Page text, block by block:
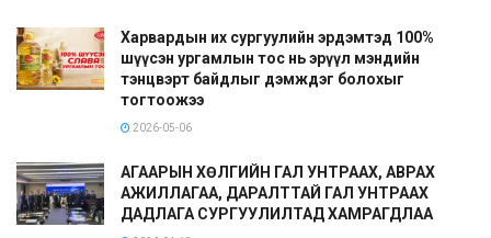
Харвардын их сургуулийн эрдэмтэд 100%
шүүсэн ургамлын тос нь эрүүл мэндийн
тэнцвэрт байдлыг дэмждэг болохыг
тогтоожээ
2026-05-06
АГААРЫН ХӨЛГИЙН ГАЛ УНТРААХ, АВРАХ
АЖИЛЛАГАА, ДАРАЛТТАЙ ГАЛ УНТРААХ
ДАДЛАГА СУРГУУЛИЛТАД ХАМРАГДЛАА